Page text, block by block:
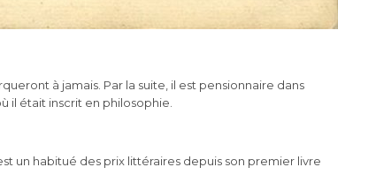
à jamais. Par la suite, il est pensionnaire dans
il était inscrit en philosophie.
un habitué des prix littéraires depuis son premier livre